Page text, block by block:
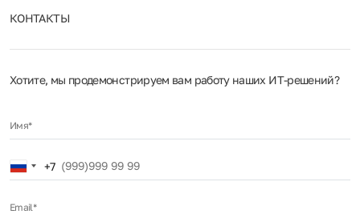
КОНТАКТЫ
Хотите, мы продемонстрируем вам работу наших ИТ‑решений?
Имя*
Russia
+7
+7
Email*